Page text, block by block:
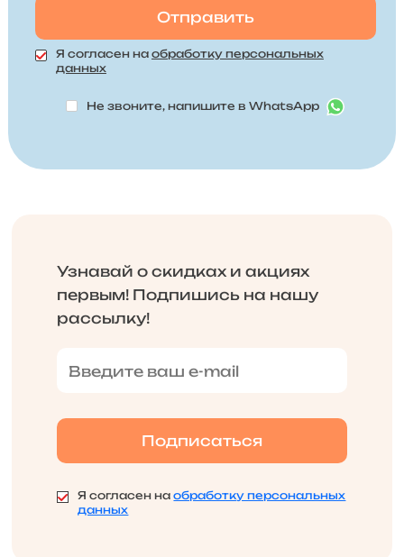
Я согласен на обработку персональных
данных
Не звоните, напишите в WhatsApp
Узнавай о скидках и акциях
первым! Подпишись на нашу
рассылку!
Я согласен наобработку персональных
данных